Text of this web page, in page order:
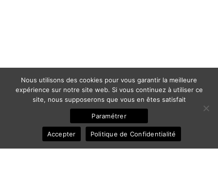
Nous utilisons des cookies pour vous garantir la meilleure
expérience sur notre site web. Si vous continuez à utiliser ce
site, nous supposerons que vous en êtes satisfait
Paramétrer
Accepter Politique de Confidentialité